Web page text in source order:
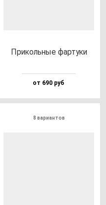
При­коль­ные фар­ту­ки
от 690 руб
8 вариантов